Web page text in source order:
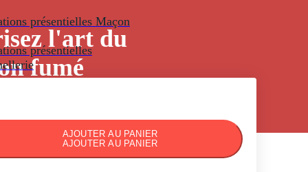
présentielles Maçon
présentielles
l'art du
fumé
AJOUTER AU PANIER
AJOUTER AU PANIER